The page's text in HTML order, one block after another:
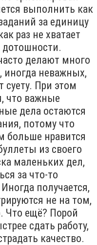
выполнить как
за единицу
раз не хватает
дотошности.
делают много
иногда неважных,
суету. При этом
что важные
дела остаются
потому что
больше нравится
из своего
маленьких дел,
за что-то
получается,
не на том,
Что ещё? Порой
сдать работу,
качество.